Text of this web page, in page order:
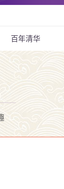
百年清华